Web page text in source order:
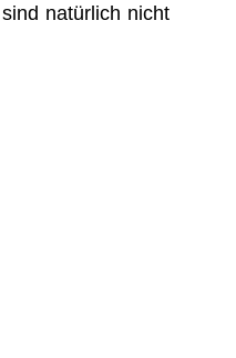
natürlich nicht